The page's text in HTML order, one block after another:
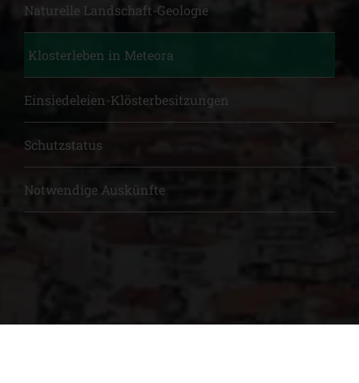
Naturelle Landschaft-Geologie
Klosterleben in Meteora
Einsiedeleien-Klösterbesitzungen
Schutzstatus
Notwendige Auskünfte